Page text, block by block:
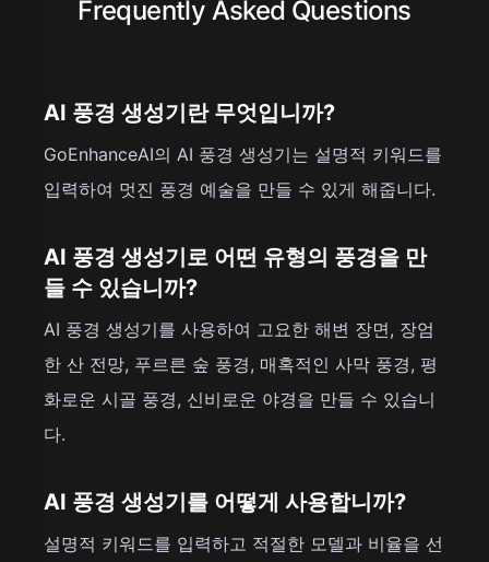
Frequently Asked Questions
AI 풍경 생성기란 무엇입니까?
GoEnhanceAI의 AI 풍경 생성기는 설명적 키워드를
입력하여 멋진 풍경 예술을 만들 수 있게 해줍니다.
AI 풍경 생성기로 어떤 유형의 풍경을 만
들 수 있습니까?
AI 풍경 생성기를 사용하여 고요한 해변 장면, 장엄
한 산 전망, 푸르른 숲 풍경, 매혹적인 사막 풍경, 평
화로운 시골 풍경, 신비로운 야경을 만들 수 있습니
다.
AI 풍경 생성기를 어떻게 사용합니까?
설명적 키워드를 입력하고 적절한 모델과 비율을 선